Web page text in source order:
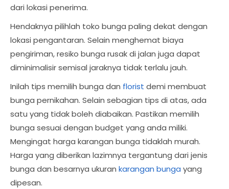
dari lokasi penerima.
Hendaknya pilihlah toko bunga paling dekat dengan
lokasi pengantaran. Selain menghemat biaya
pengiriman, resiko bunga rusak di jalan juga dapat
diminimalisir semisal jaraknya tidak terlalu jauh.
Inilah tips memilih bunga dan florist demi membuat
bunga pernikahan. Selain sebagian tips di atas, ada
satu yang tidak boleh diabaikan. Pastikan memilih
bunga sesuai dengan budget yang anda miliki.
Mengingat harga karangan bunga tidaklah murah.
Harga yang diberikan lazimnya tergantung dari jenis
bunga dan besarnya ukuran karangan bunga yang
dipesan.